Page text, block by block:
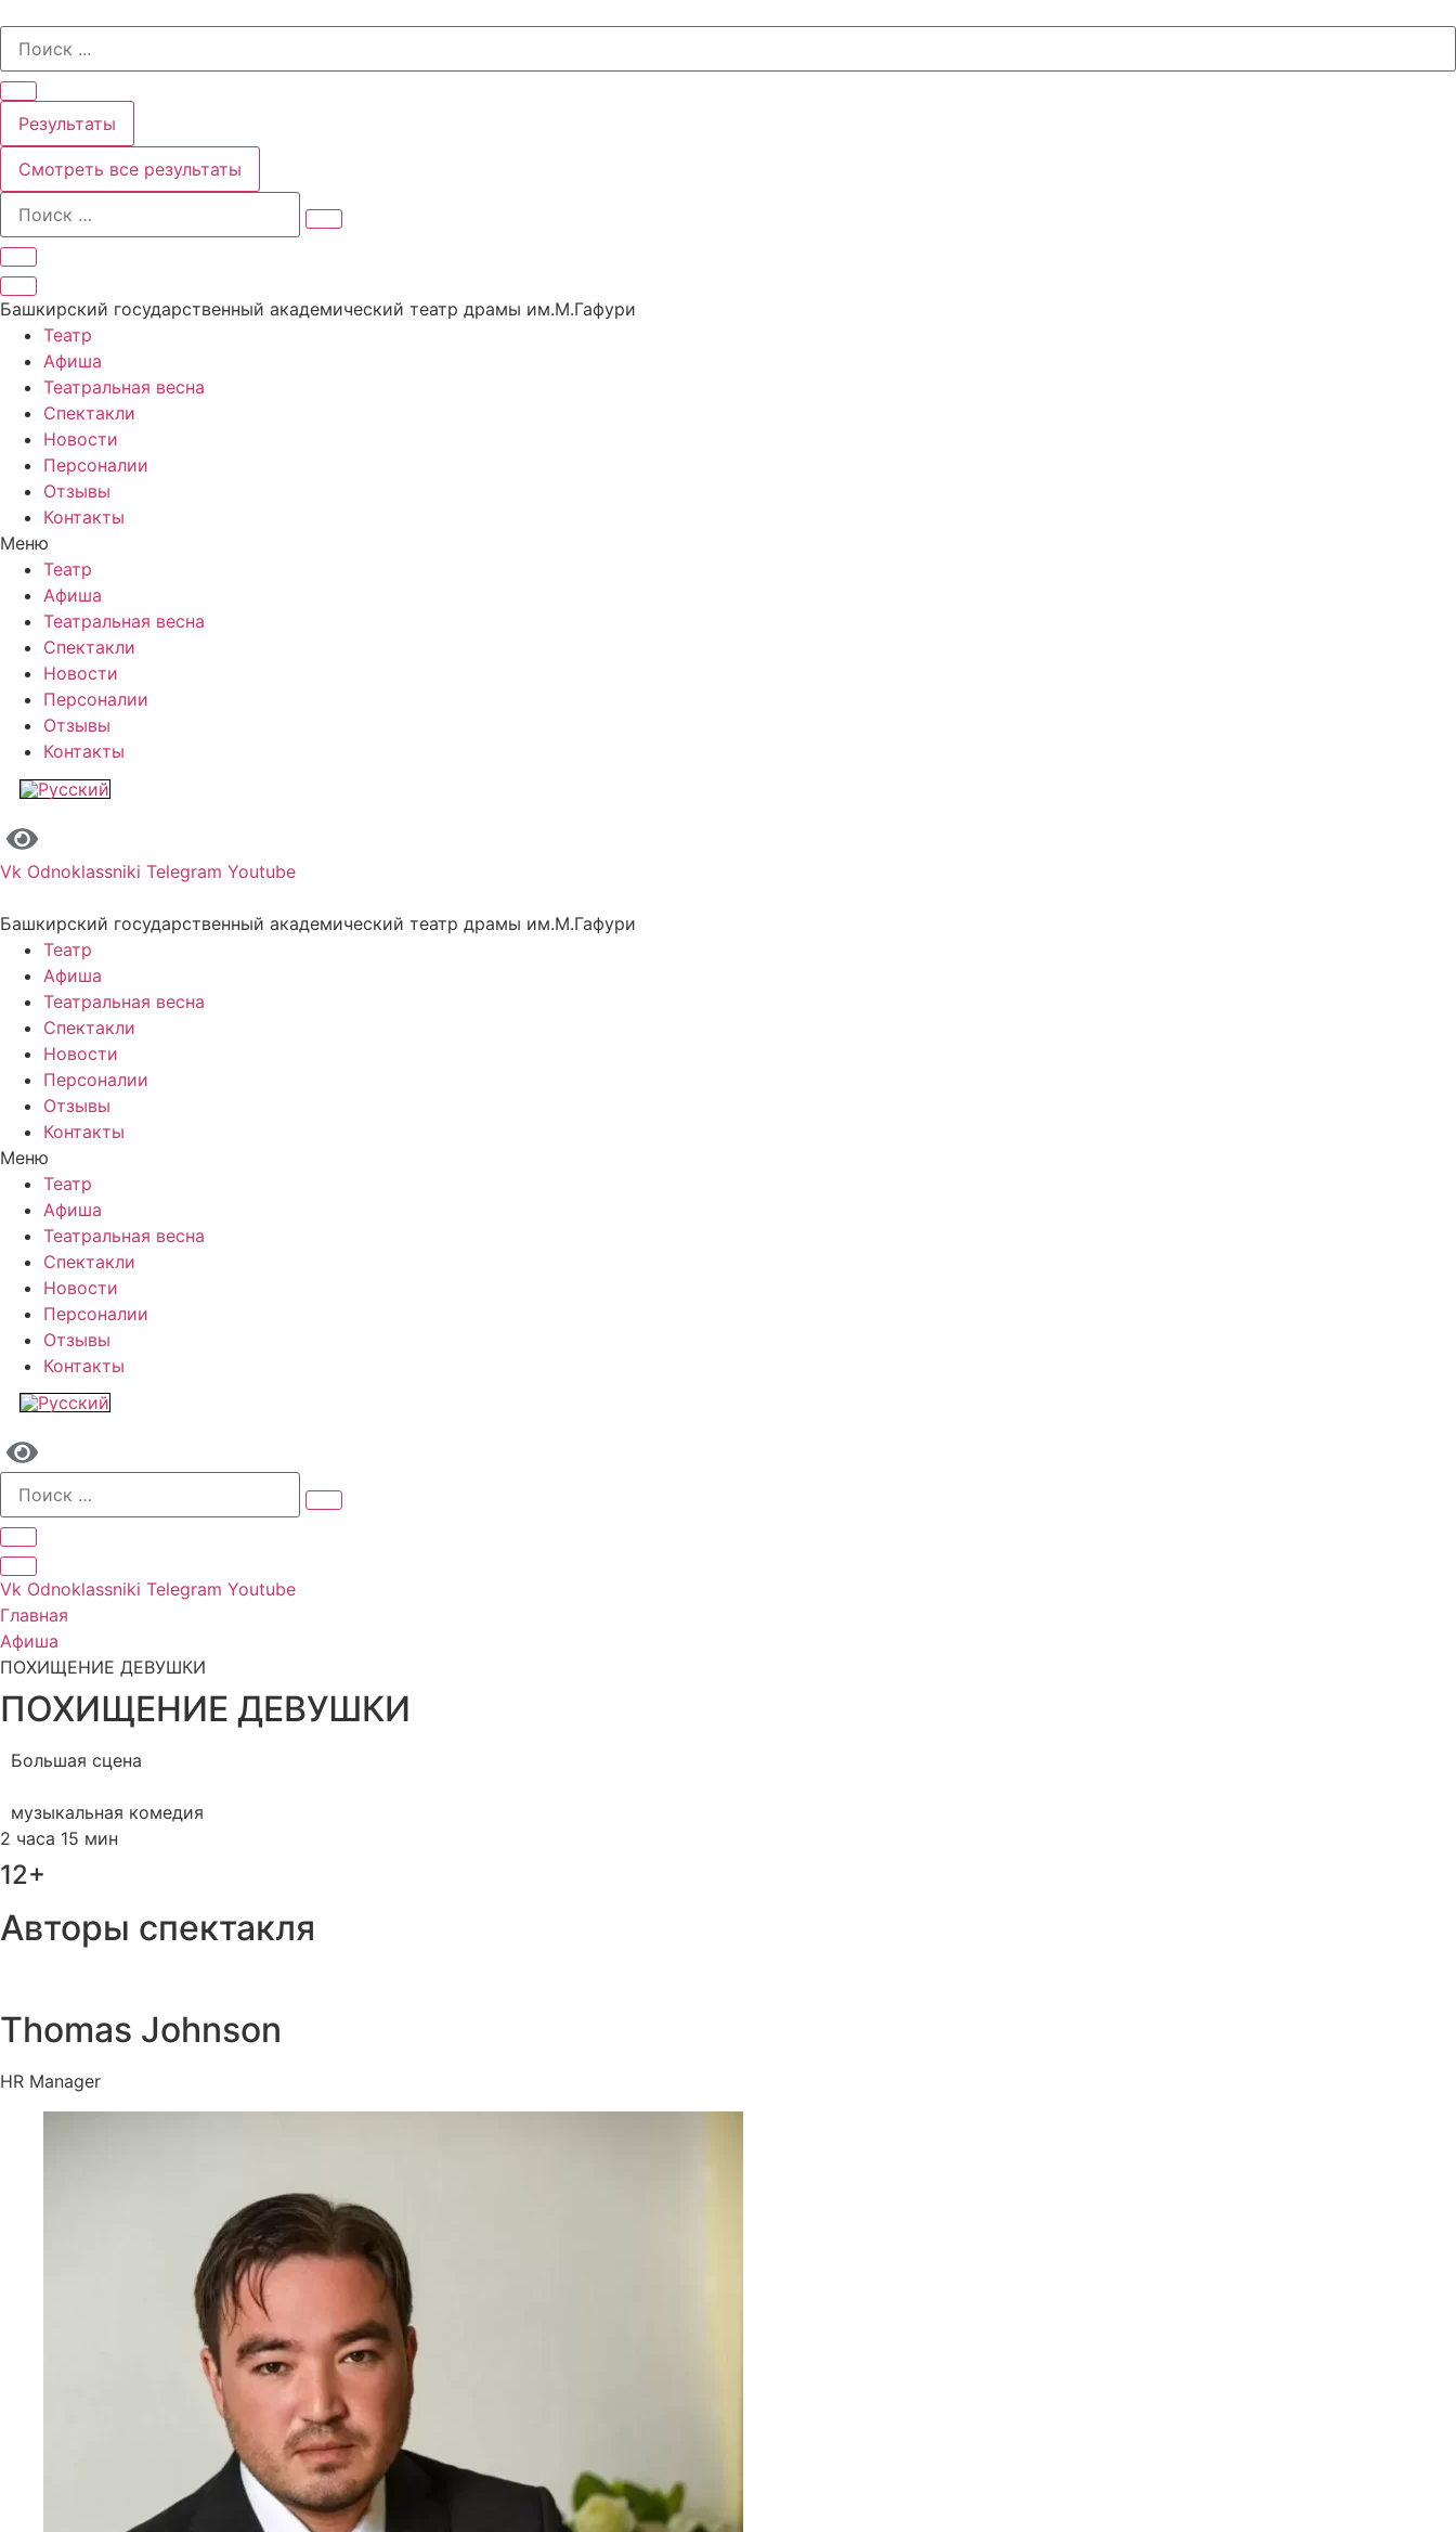
содержимому
Search
Результаты
Смотреть все результаты
Башкирский государственный академический театр драмы им.М.Гафури
Театр
Афиша
Театральная весна
Спектакли
Новости
Персоналии
Отзывы
Контакты
Меню
Театр
Афиша
Театральная весна
Спектакли
Новости
Персоналии
Отзывы
Контакты
Vk Odnoklassniki Telegram Youtube
Башкирский государственный академический театр драмы им.М.Гафури
Театр
Афиша
Театральная весна
Спектакли
Новости
Персоналии
Отзывы
Контакты
Меню
Театр
Афиша
Театральная весна
Спектакли
Новости
Персоналии
Отзывы
Контакты
Vk Odnoklassniki Telegram Youtube
Главная
Афиша
ПОХИЩЕНИЕ ДЕВУШКИ
ПОХИЩЕНИЕ ДЕВУШКИ
Большая сцена
музыкальная комедия
2 часа 15 мин
12+
Авторы спектакля
Thomas Johnson
HR Manager